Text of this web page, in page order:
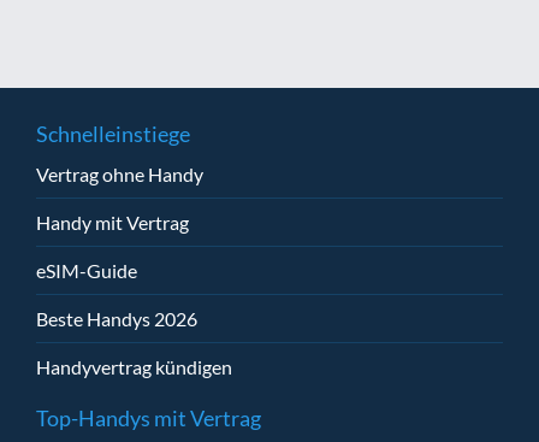
Schnelleinstiege
Vertrag ohne Handy
Handy mit Vertrag
eSIM-Guide
Beste Handys 2026
Handyvertrag kündigen
Top-Handys mit Vertrag